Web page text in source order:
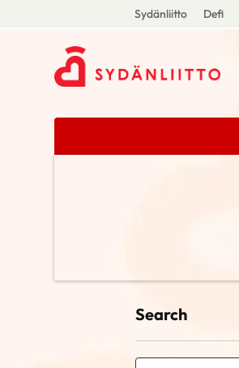
Sydänliitto Defi
Search